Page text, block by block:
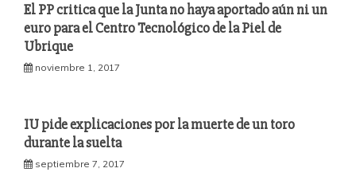
El PP critica que la Junta no haya aportado aún ni un
euro para el Centro Tecnológico de la Piel de
Ubrique
noviembre 1, 2017
IU pide explicaciones por la muerte de un toro
durante la suelta
septiembre 7, 2017